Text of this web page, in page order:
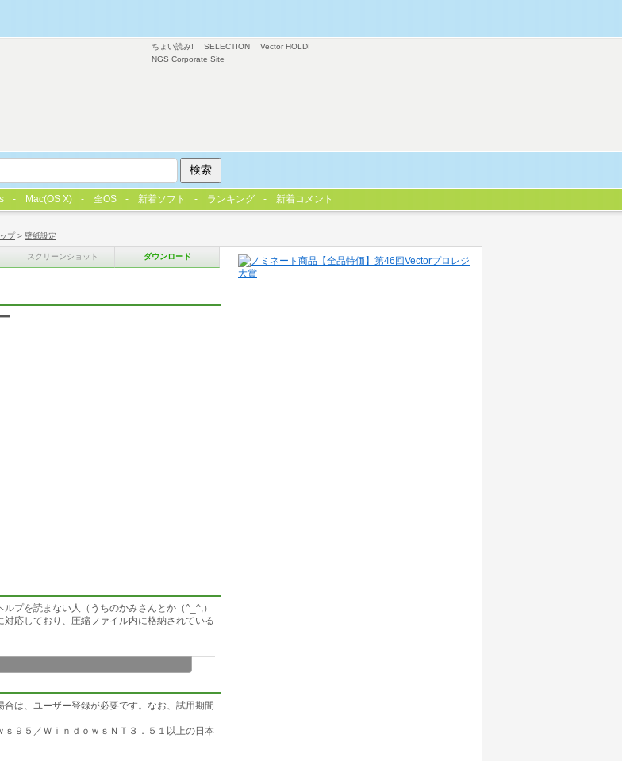
プ> 壁紙設定
スクリーンショット ダウンロード
プを読まない人（うちのかみさんとか（^_^;）
応しており、圧縮ファイル内に格納されている
RAS等
は、ユーザー登録が必要です。なお、試用期間
９５／ＷｉｎｄｏｗｓＮＴ３．５１以上の日本
ちょい読み! SELECTION
Vector HOLDI
NGS Corporate Site
Mac(OS X) 全OS 新着ソフト ランキング 新着コメント